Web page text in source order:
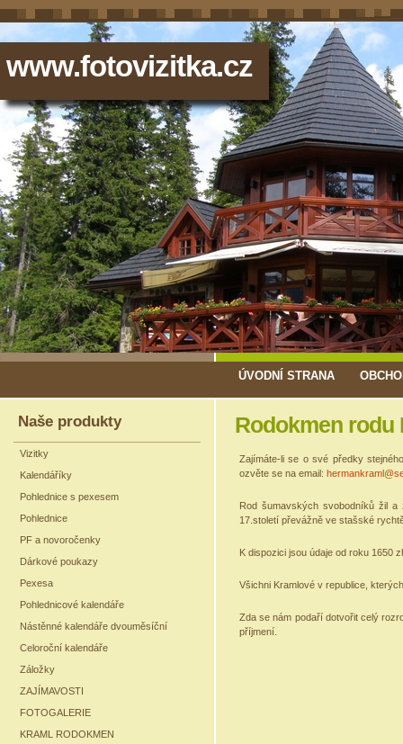
www.fotovizitka.cz
ÚVODNÍ STRANA
Naše produkty
Vizitky
Kalendáříky
Pohlednice s pexesem
Pohlednice
PF a novoročenky
Dárkové poukazy
Pexesa
Pohlednicové kalendáře
Nástěnné kalendáře dvouměsíční
Celoroční kalendáře
Záložky
ZAJÍMAVOSTI
FOTOGALERIE
KRAML RODOKMEN
Rodokmen rodu
Zajímáte-li se o své předky
ozvěte se na email:
Rod šumavských svobodníků žil
17.století převážně ve stašské
K dispozici jsou údaje od roku 1650
Všichni Kramlové v republice,
Zda se nám podaří dotvořit celý
příjmení.